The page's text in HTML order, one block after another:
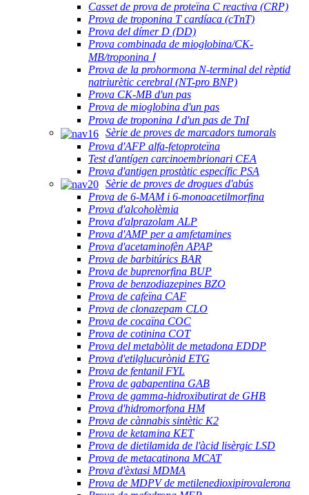
Casset de prova de proteïna C reactiva (CRP)
Prova de troponina T cardíaca (cTnT)
Prova del dímer D (DD)
Prova combinada de mioglobina/CK-
MB/troponina Ⅰ
Prova de la prohormona N-terminal del rèptid
natriurètic cerebral (NT-pro BNP)
Prova CK-MB d'un pas
Prova de mioglobina d'un pas
Prova de troponina Ⅰ d'un pas de TnI
Sèrie de proves de marcadors tumorals
Prova d'AFP alfa-fetoproteïna
Test d'antígen carcinoembrionari CEA
Prova d'antigen prostàtic específic PSA
Sèrie de proves de drogues d'abús
Prova de 6-MAM i 6-monoacetilmorfina
Prova d'alcoholèmia
Prova d'alprazolam ALP
Prova d'AMP per a amfetamines
Prova d'acetaminofèn APAP
Prova de barbitúrics BAR
Prova de buprenorfina BUP
Prova de benzodiazepines BZO
Prova de cafeïna CAF
Prova de clonazepam CLO
Prova de cocaïna COC
Prova de cotinina COT
Prova del metabòlit de metadona EDDP
Prova d'etilglucurònid ETG
Prova de fentanil FYL
Prova de gabapentina GAB
Prova de gamma-hidroxibutirat de GHB
Prova d'hidromorfona HM
Prova de cànnabis sintètic K2
Prova de ketamina KET
Prova de dietilamida de l'àcid lisèrgic LSD
Prova de metacatinona MCAT
Prova d'èxtasi MDMA
Prova de MDPV de metilenedioxipirovalerona